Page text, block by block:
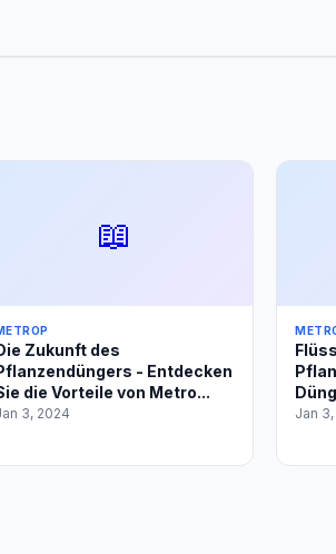
📖
Zukunft des
- Entdecken
die Vorteile von Metro...
3, 2024 Jan